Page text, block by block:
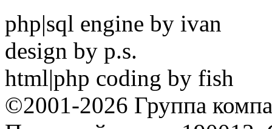
php|sql engine by ivan
design by p.s.
html|php coding by fish
©2001-2026 Группа